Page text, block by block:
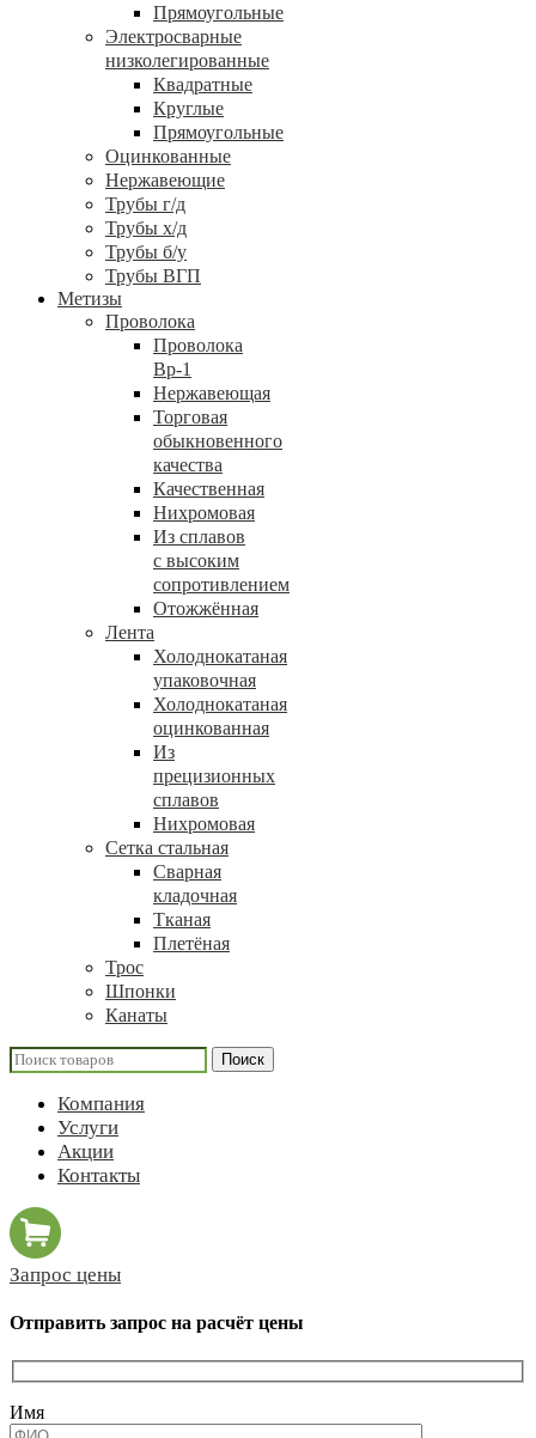
Прямоугольные
Электросварные
низколегированные
Квадратные
Круглые
Прямоугольные
Оцинкованные
Нержавеющие
Трубы г/д
Трубы х/д
Трубы б/у
Трубы ВГП
Метизы
Проволока
Проволока
Вр-1
Нержавеющая
Торговая
обыкновенного
качества
Качественная
Нихромовая
Из сплавов
с высоким
сопротивлением
Отожжённая
Лента
Холоднокатаная
упаковочная
Холоднокатаная
оцинкованная
Из
прецизионных
сплавов
Нихромовая
Сетка стальная
Сварная
кладочная
Тканая
Плетёная
Трос
Шпонки
Канаты
Поиск
Компания
Услуги
Акции
Контакты
Запрос цены
Отправить запрос на расчёт цены
Имя